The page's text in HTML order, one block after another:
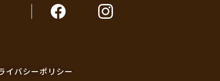
イバシーポリシー